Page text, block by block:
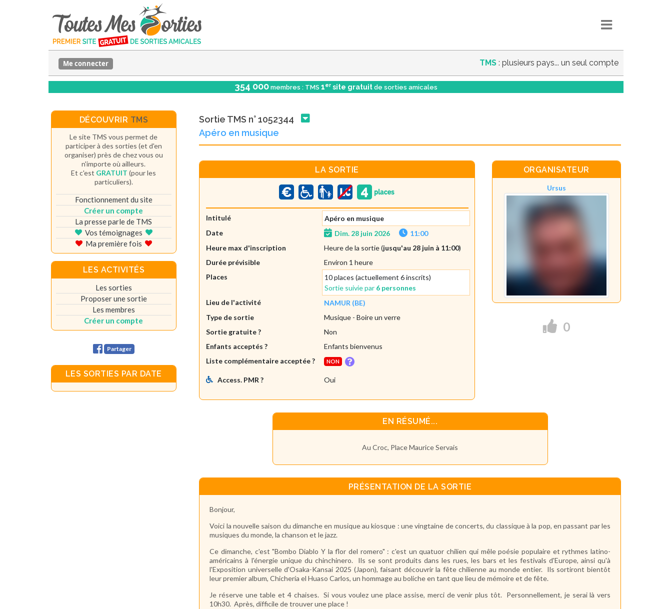
TMS : plusieurs pays... un seul compte
Me connecter
354 000 membres : TMS 1er site gratuit de sorties amicales
Sortie TMS n° 1052344
Apéro en musique
LA SORTIE
Intitulé
Apéro en musique
Date
Dim. 28 juin 2026
11:00
Heure max d'inscription
Heure de la sortie (jusqu'au 28 juin à 11:00)
Durée prévisible
Environ 1 heure
Places
10 places (actuellement 6 inscrits)
Sortie suivie par 6 personnes
Lieu de l'activité
NAMUR (BE)
Type de sortie
Musique - Boire un verre
Sortie gratuite ?
Non
Enfants acceptés ?
Enfants bienvenus
Liste complémentaire acceptée ?
NON
Access. PMR ? Oui
ORGANISATEUR
Ursus
0
EN RÉSUMÉ...
Au Croc, Place Maurice Servais
PRÉSENTATION DE LA SORTIE
Bonjour,
Voici la nouvelle saison du dimanche en musique au kiosque : une vingtaine de concerts, du classique à la pop, en passant par les
musiques du monde, la chanson et le jazz.
Ce dimanche, c'est "Bombo Diablo Y la flor del romero" : c'est un quatuor chilien qui mêle poésie populaire et rythmes latino-
américains à l'énergie unique du chinchinero. Ils se sont produits dans les rues, les bars et les festivals d'Europe, ainsi qu'à
l'Exposition universelle d'Osaka-Kansai 2025 (Japon), faisant découvrir la fête chilienne au monde entier. Ils sortiront bientôt
leur premier album, Chichería el Huaso Carlos, un hommage au boliche en tant que lieu de mémoire et de fête.
Je réserve une table et 4 chaises. Si vous voulez une place assise, merci de venir plus tôt. Personnellement, je serai là vers
10h30. Après, difficile de trouver une place !
DÉCOUVRIR TMS
Le site TMS vous permet de
participer à des sorties (et d'en
organiser) près de chez vous ou
n'importe où ailleurs.
Et c'est GRATUIT (pour les
particuliers).
Fonctionnement du site
Créer un compte
La presse parle de TMS
Vos témoignages
Ma première fois
LES ACTIVITÉS
Les sorties
Proposer une sortie
Les membres
Créer un compte
Partager
LES SORTIES PAR DATE